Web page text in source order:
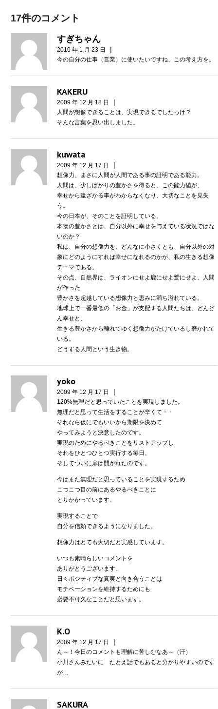
17件のコメント
すぎちゃん
2010 年 1 月 23 日 |
今の自分の仕事（営業）に使いたいですね、この考え方を。
KAKERU
2009 年 12 月 18 日 |
人間が想像できることは、実現できるでしたっけ？
そんな言葉を思い出しました。
kuwata
2009 年 12 月 17 日 |
想像力、まさに人間が人間である事の証明である能力。
人間は、少しばかりの豊かさを得ると、この能力値が、
幸せから遠ざかる事がわからなくなり、大切なことを見失
う。
今の日本が、そのことを証明している。
本物の豊かさとは、自分以外に幸せを与えている状況ではな
いのか？
私は、自分の想像力を、どんなに小さくとも、自分以外の対
象にどのようにすれば幸せになれるのかが、私の生きる想像
テーマである。
その点、自然界は、ライオンにせよ鹿にせよ鷲にせよ、人間
が作った
豊かさを超越している想像力と恵みに満ち溢れている。
地球上で一番最低の「お金」が支配する人間たちは、どんど
ん幸せと、
生きる豊かさから離れてゆく想像力がたけているし磨かれて
いる。
どうする人間という生き物。
yoko
2009 年 12 月 17 日 |
120%無理だと思っていたことを実現しました。
無理だと思って生活をすることが辛くて・・
それなら仮にでもいいから期限を決めて
やってみようと決意したのです。
実現のためにやるべきことをリストアップし
それをひとつひとつ実行する毎日。
そしてついに扉は開かれたのです。
今はまた無理だと思っていることを実現するため
こつこつ目の前にあるやるべきことに
とりかかっています。
実現することで
自分を信頼できるようになりました。
想像力はとても大切だと実感しています。
いつも素晴らしいコメントを
ありがとうございます。
日々ポジティブな真実と向き合うことは
モチベーションを維持するためにも
必要不可欠なことだと思います。
K.O
2009 年 12 月 17 日 |
ん～！今日のコメントも理解に苦しむなあ～（汗）
小川さんみたいに たとえ話でもあると分かりやすいのです
が…
SAKURA